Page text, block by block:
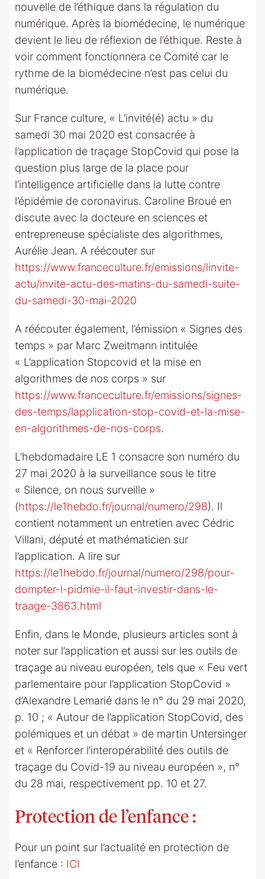
nouvelle de l’éthique dans la régulation du
numérique. Après la biomédecine, le numérique
devient le lieu de réflexion de l’éthique. Reste à
voir comment fonctionnera ce Comité car le
rythme de la biomédecine n’est pas celui du
numérique.
Sur France culture, « L’invité(é) actu » du
samedi 30 mai 2020 est consacrée à
l’application de traçage StopCovid qui pose la
question plus large de la place pour
l’intelligence artificielle dans la lutte contre
l’épidémie de coronavirus. Caroline Broué en
discute avec la docteure en sciences et
entrepreneuse spécialiste des algorithmes,
Aurélie Jean. A réécouter sur
https://www.franceculture.fr/emissions/linvite-
actu/invite-actu-des-matins-du-samedi-suite-
du-samedi-30-mai-2020
A réécouter également, l’émission « Signes des
temps » par Marc Zweitmann intitulée
« L’application Stopcovid et la mise en
algorithmes de nos corps » sur
https://www.franceculture.fr/emissions/signes-
des-temps/lapplication-stop-covid-et-la-mise-
en-algorithmes-de-nos-corps.
L’hebdomadaire LE 1 consacre son numéro du
27 mai 2020 à la surveillance sous le titre
« Silence, on nous surveille »
(https://le1hebdo.fr/journal/numero/298). Il
contient notamment un entretien avec Cédric
Villani, député et mathématicien sur
l’application. A lire sur
https://le1hebdo.fr/journal/numero/298/pour-
dompter-l-pidmie-il-faut-investir-dans-le-
traage-3863.html
Enfin, dans le Monde, plusieurs articles sont à
noter sur l’application et aussi sur les outils de
traçage au niveau européen, tels que « Feu vert
parlementaire pour l’application StopCovid »
d’Alexandre Lemarié dans le n° du 29 mai 2020,
p. 10 ; « Autour de l’application StopCovid, des
polémiques et un débat » de martin Untersinger
et « Renforcer l’interopérabilité des outils de
traçage du Covid-19 au niveau européen », n°
du 28 mai, respectivement pp. 10 et 27.
Protection de l’enfance :
Pour un point sur l’actualité en protection de
l’enfance : ICI